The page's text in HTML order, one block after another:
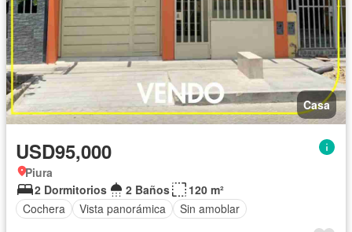
Casa
USD95,000
Piura
2 Dormitorios
2 Baños
120 m²
Cochera
Vista panorámica Sin amoblar